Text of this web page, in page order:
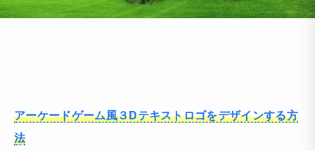
アーケードゲーム風３Dテキストロゴをデザインする方
法